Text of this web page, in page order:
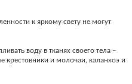
к яркому свету не могут
воду в тканях своего тела –
крестовники и молочаи, каланхоэ и